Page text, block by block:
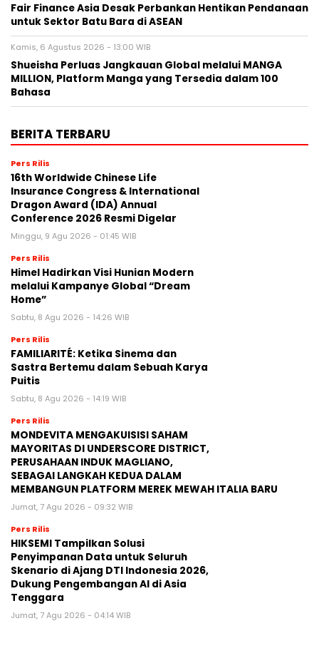
Fair Finance Asia Desak Perbankan Hentikan Pendanaan
untuk Sektor Batu Bara di ASEAN
Kamis, 6 Agustus 2026 - 13:00 WIB
Shueisha Perluas Jangkauan Global melalui MANGA
MILLION, Platform Manga yang Tersedia dalam 100
Bahasa
BERITA TERBARU
Pers Rilis
16th Worldwide Chinese Life
Insurance Congress & International
Dragon Award (IDA) Annual
Conference 2026 Resmi Digelar
Minggu, 9 Agu 2026 - 01:45 WIB
Pers Rilis
Himel Hadirkan Visi Hunian Modern
melalui Kampanye Global “Dream
Home”
Sabtu, 8 Agu 2026 - 14:26 WIB
Pers Rilis
FAMILIARITÉ: Ketika Sinema dan
Sastra Bertemu dalam Sebuah Karya
Puitis
Sabtu, 8 Agu 2026 - 14:19 WIB
Pers Rilis
MONDEVITA MENGAKUISISI SAHAM
MAYORITAS DI UNDERSCORE DISTRICT,
PERUSAHAAN INDUK MAGLIANO,
SEBAGAI LANGKAH KEDUA DALAM
MEMBANGUN PLATFORM MEREK MEWAH ITALIA BARU
Jumat, 7 Agu 2026 - 09:32 WIB
Pers Rilis
HIKSEMI Tampilkan Solusi
Penyimpanan Data untuk Seluruh
Skenario di Ajang DTI Indonesia 2026,
Dukung Pengembangan AI di Asia
Tenggara
Jumat, 7 Agu 2026 - 04:14 WIB